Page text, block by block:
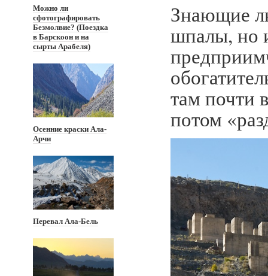
Можно ли
сфотографировать
Безмолвие? (Поездка
в Барскоон и на
сырты Арабеля)
Осенние краски Ала-
Арчи
Перевал Ала-Бель
Знающие
шпалы, но
там почти
потом